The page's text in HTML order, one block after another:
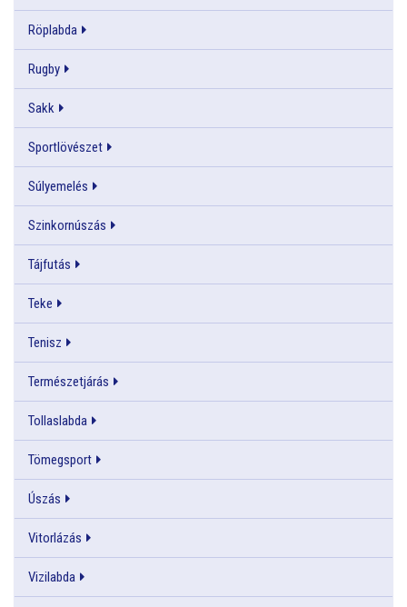
Röplabda
Rugby
Sakk
Sportlövészet
Súlyemelés
Szinkornúszás
Tájfutás
Teke
Tenisz
Természetjárás
Tollaslabda
Tömegsport
Úszás
Vitorlázás
Vizilabda